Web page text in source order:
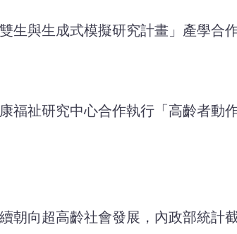
生與生成式模擬研究計畫」產學合作
福祉研究中心合作執行「高齡者動
朝向超高齡社會發展，內政部統